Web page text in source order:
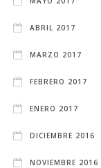
ABRIL 2017
MARZO 2017
FEBRERO 2017
ENERO 2017
DICIEMBRE 2016
NOVIEMBRE 2016